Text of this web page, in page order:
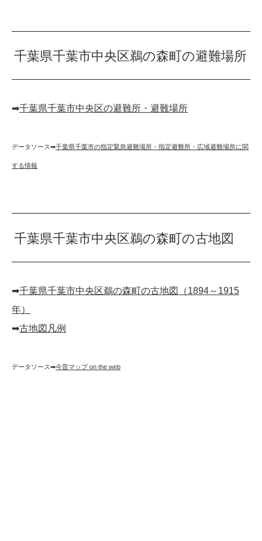
千葉県千葉市中央区鵜の森町の避難場所
➡︎千葉県千葉市中央区の避難所・避難場所
データソース➡︎千葉県千葉市の指定緊急避難場所・指定避難所・広域避難場所に関
する情報
千葉県千葉市中央区鵜の森町の古地図
➡︎千葉県千葉市中央区鵜の森町の古地図（1894～1915
年）
➡︎古地図凡例
データソース➡︎今昔マップ on the web